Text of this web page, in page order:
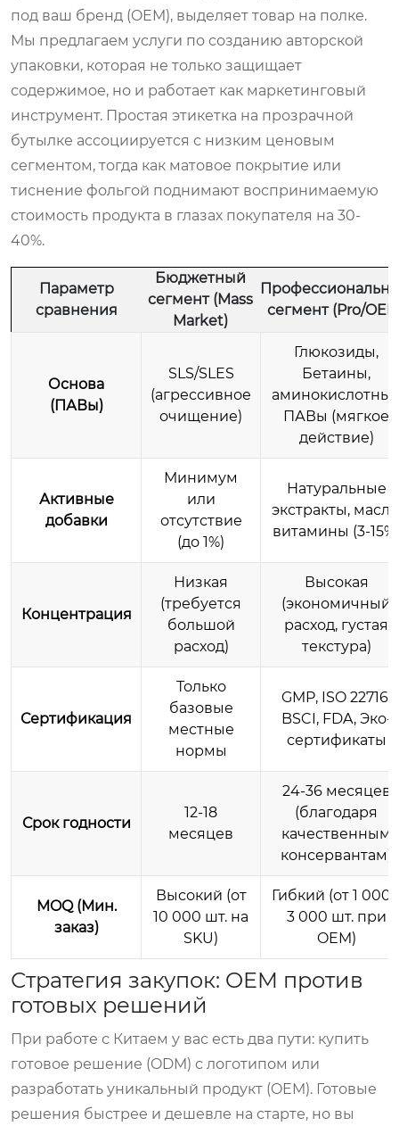
под ваш бренд (OEM), выделяет товар на полке.
Мы предлагаем услуги по созданию авторской
упаковки, которая не только защищает
содержимое, но и работает как маркетинговый
инструмент. Простая этикетка на прозрачной
бутылке ассоциируется с низким ценовым
сегментом, тогда как матовое покрытие или
тиснение фольгой поднимают воспринимаемую
стоимость продукта в глазах покупателя на 30-
40%.
Параметр
сравнения
Бюджетный
сегмент (Mass
Market)
сегмент (Pro/
Основа
(ПАВы)
SLS/SLES
(агрессивное
очищение)
Глюкозиды,
Бетаины,
ПАВы (мягкое
действие)
Активные
добавки
Минимум
или
отсутствие
(до 1%)
Натуральные
экстракты,
витамины (3-15%)
Концентрация
Низкая
(требуется
большой
расход)
Высокая
(экономичный
расход, густая
текстура)
Сертификация
Только
базовые
местные
нормы
GMP, ISO 22716,
BSCI, FDA, Эко-
сертификаты
Срок годности
12-18
месяцев
24-36 месяцев
(благодаря
качественным
консервантам)
MOQ (Мин.
заказ)
Высокий (от
10 000 шт. на
SKU)
Гибкий (от 1 000
3 000 шт. при
OEM)
Стратегия закупок: OEM против
готовых решений
При работе с Китаем у вас есть два пути: купить
готовое решение (ODM) с логотипом или
разработать уникальный продукт (OEM). Готовые
решения быстрее и дешевле на старте, но вы